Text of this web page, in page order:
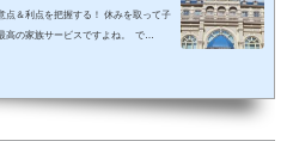
点＆利点を把握する！ 休みを取って子
高の家族サービスですよね。 で
・・・。 そんな時、「ディズニーラ...